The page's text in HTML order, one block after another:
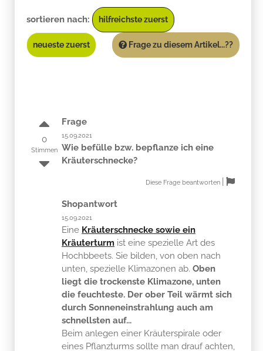
neueste zuerst Frage zu diesem Artikel...??
Stimmen
Wie befülle bzw. bepflanze ich eine
Kräuterschnecke?
Diese Frage beantworten
EineKräuterschnecke sowie ein
Kräuterturm
Hochbbeets. Sie bilden, von oben nach
unten, spezielle Klimazonen ab.Oben
liegt die trockenste Klimazone, unten
die feuchteste. Der ober Teil wärmt sich
durch Sonneneinstrahlung auch am
schnellsten auf...
Beim anlegen einer Kräuterspirale oder
eines Pflanzturms sollte man drauf achten,
oben eher ein Gemisch aus Sand und
Erde einzufüllen, welches das Wasser